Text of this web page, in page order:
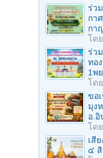
ร่ว
กา
กา
โดย
ร่ว
ทอ
1พ
โดย
ขอ
มุง
อ.อิ
โด
เสี
๔